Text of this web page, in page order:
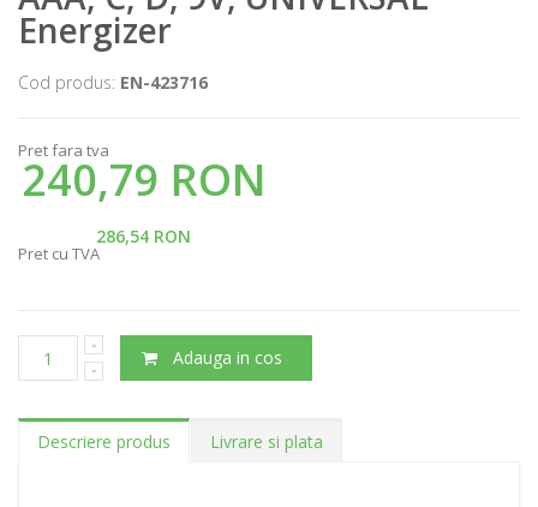
Energizer
Cod produs: EN-423716
Pret fara tva
240,79 RON
286,54 RON
Pret cu TVA
Adauga in cos
Descriere produs Livrare si plata